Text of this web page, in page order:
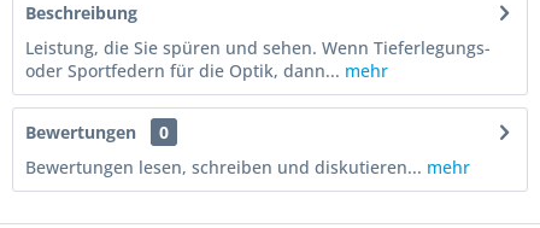
Beschreibung
Leistung, die Sie spüren und sehen. Wenn Tieferlegungs-
oder Sportfedern für die Optik, dann... mehr
Bewertungen
0
Bewertungen lesen, schreiben und diskutieren... mehr